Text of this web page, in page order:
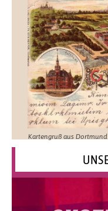
Kartengruß aus